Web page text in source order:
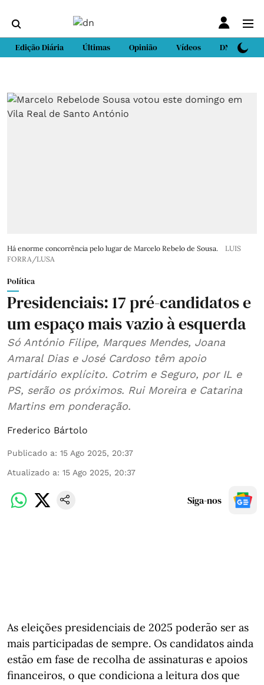
Edição Diária Últimas Opinião Vídeos DN Sport
Há enorme concorrência pelo lugar de Marcelo Rebelo de Sousa.
LUIS
FORRA/LUSA
Política
Presidenciais: 17 pré-candidatos e
um espaço mais vazio à esquerda
Só António Filipe, Marques Mendes, Joana
Amaral Dias e José Cardoso têm apoio
partidário explícito. Cotrim e Seguro, por IL e
PS, serão os próximos. Rui Moreira e Catarina
Martins em ponderação.
Frederico Bártolo
Publicado a: 15 Ago 2025, 20:37
Atualizado a: 15 Ago 2025, 20:37
Siga-nos
As eleições presidenciais de 2025 poderão ser as
mais participadas de sempre. Os candidatos ainda
estão em fase de recolha de assinaturas e apoios
financeiros, o que condiciona a leitura dos que